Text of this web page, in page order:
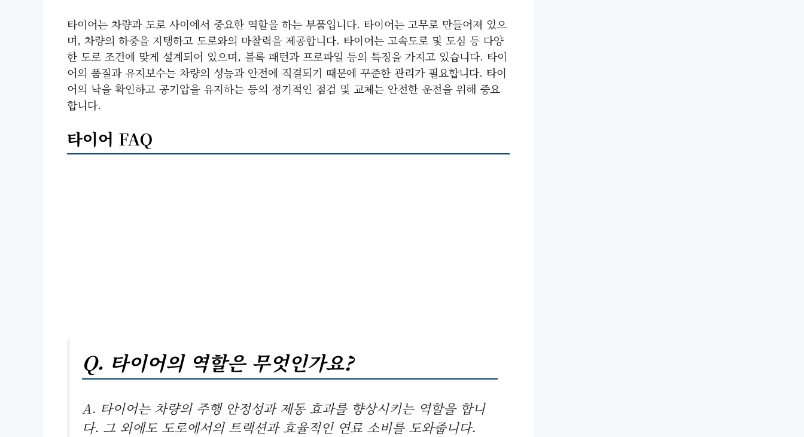
타이어는 차량과 도로 사이에서 중요한 역할을 하는 부품입니다. 타이어는 고무로 만들어져 있으
며, 차량의 하중을 지탱하고 도로와의 마찰력을 제공합니다. 타이어는 고속도로 및 도심 등 다양
한 도로 조건에 맞게 설계되어 있으며, 블록 패턴과 프로파일 등의 특징을 가지고 있습니다. 타이
어의 품질과 유지보수는 차량의 성능과 안전에 직결되기 때문에 꾸준한 관리가 필요합니다. 타이
어의 낙을 확인하고 공기압을 유지하는 등의 정기적인 점검 및 교체는 안전한 운전을 위해 중요
합니다.
타이어 FAQ
Q. 타이어의 역할은 무엇인가요?
A. 타이어는 차량의 주행 안정성과 제동 효과를 향상시키는 역할을 합니
다. 그 외에도 도로에서의 트랙션과 효율적인 연료 소비를 도와줍니다.